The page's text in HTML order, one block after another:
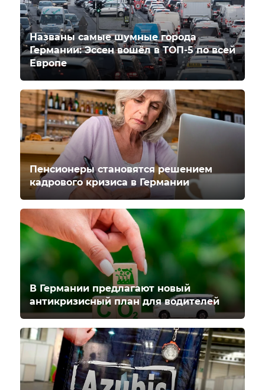
Названы самые шумные города
Германии: Эссен вошёл в ТОП-5 по всей
Европе
Пенсионеры становятся решением
кадрового кризиса в Германии
В Германии предлагают новый
антикризисный план для водителей